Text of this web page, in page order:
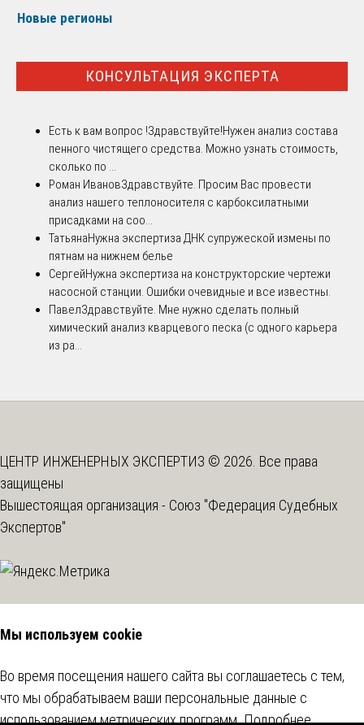
Новые регионы
КОНСУЛЬТАЦИЯ ЭКСПЕРТА
Есть к вам вопрос !Здравствуйте!Нужен анализ состава
пенного чистящего средства. Можно узнать стоимость,
сколько по ...
Роман ИвановЗдравствуйте. Просим Вас провести
анализ нашего теплоносителя с карбоксилатными
присадками на соо...
ТатьянаНужна экспертиза ДНК супружеской измены по
пятнам на нижнем белье
СергейНужна экспертиза на конструкторские чертежи
насосной станции. Ошибки очевидные и все известны.
ПавелЗдравствуйте. Мне нужно сделать полный
химический анализ кварцевого песка (с одного карьера
из ра...
ЦЕНТР ИНЖЕНЕРНЫХ ЭКСПЕРТИЗ © 2026. Все права
защищены
Вышестоящая организация - Союз "Федерация Судебных
Экспертов"
Мы используем cookie
Во время посещения нашего сайта вы соглашаетесь с тем,
что мы обрабатываем ваши персональные данные с
использованием метрических программ.Подробнее